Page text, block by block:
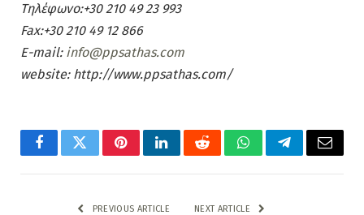
Τηλέφωνο:+30 210 49 23 993
Fax:+30 210 49 12 866
E-mail: info@ppsathas.com
website: http://www.ppsathas.com/
FacebookTwitterPinterestLinkedInRedditWhatsAppTelegramEmail
PREVIOUS ARTICLE NEXT ARTICLE